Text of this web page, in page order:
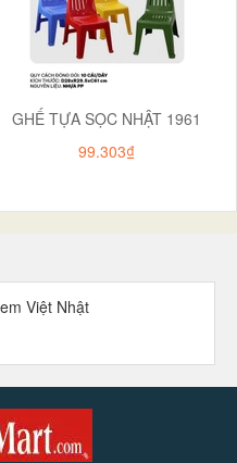
GHẾ TỰA SỌC NHẬT 1961
99.303₫
Việt Nhật